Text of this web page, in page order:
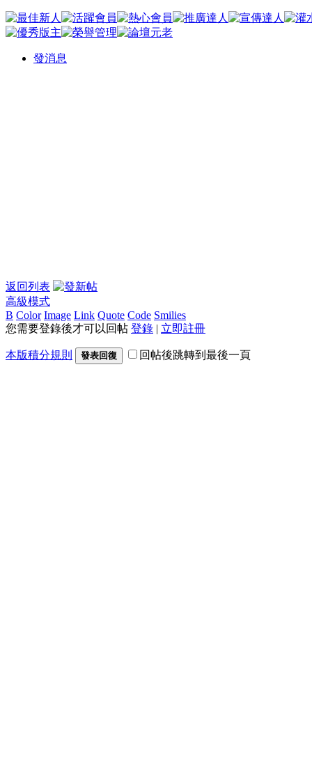
發消息
返回列表
高級模式
B Color Image Link Quote Code Smilies
您需要登錄後才可以回帖 登錄 | 立即註冊
本版積分規則 發表回復 回帖後跳轉到最後一頁